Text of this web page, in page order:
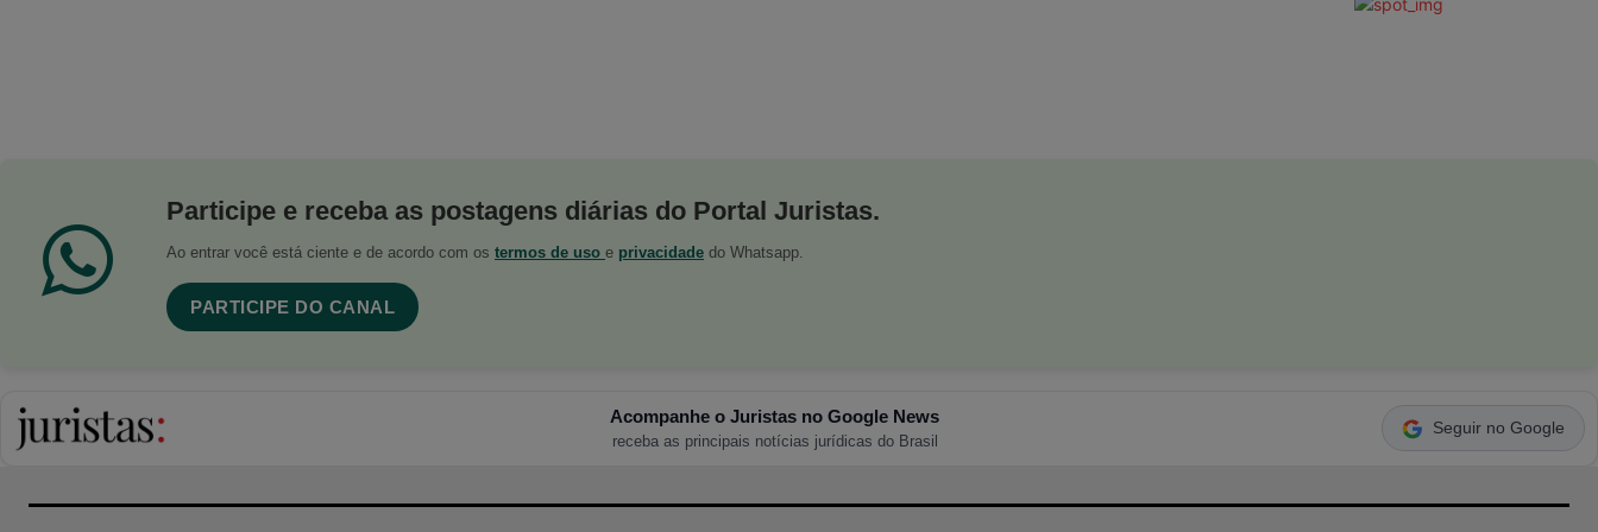
Participe e receba as postagens diárias do Portal Juristas.
Ao entrar você está ciente e de acordo com os termos de uso e privacidade do Whatsapp.
PARTICIPE DO CANAL
Acompanhe o Juristas no Google News
receba as principais notícias jurídicas do Brasil
Seguir no Google